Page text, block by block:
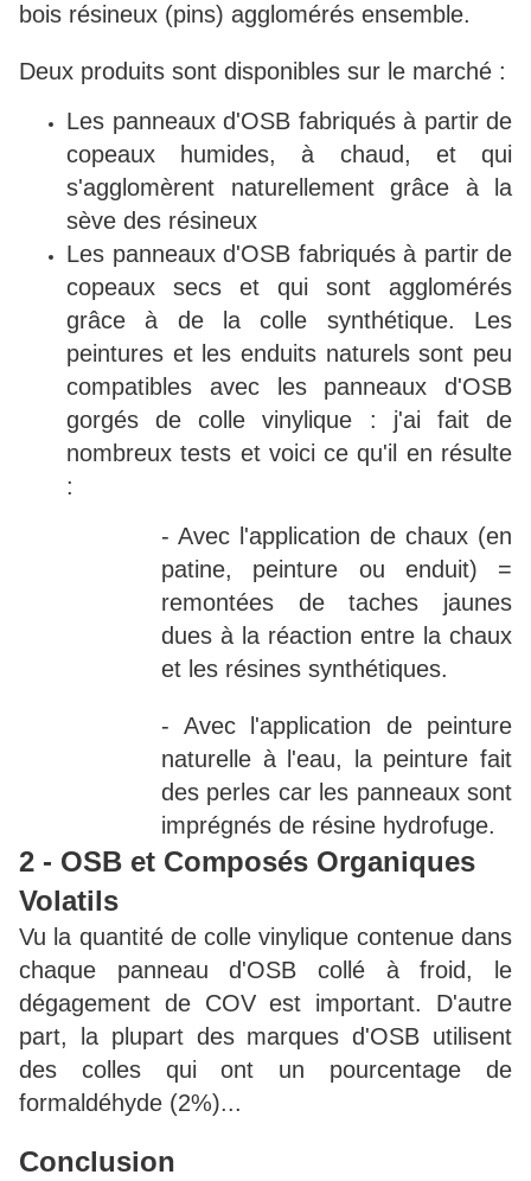
bois résineux (pins) agglomérés ensemble.
Deux produits sont disponibles sur le marché :
Les panneaux d'OSB fabriqués à partir de
copeaux humides, à chaud, et qui
s'agglomèrent naturellement grâce à la
sève des résineux
Les panneaux d'OSB fabriqués à partir de
copeaux secs et qui sont agglomérés
grâce à de la colle synthétique. Les
peintures et les enduits naturels sont peu
compatibles avec les panneaux d'OSB
gorgés de colle vinylique : j'ai fait de
nombreux tests et voici ce qu'il en résulte
:
- Avec l'application de chaux (en
patine, peinture ou enduit) =
remontées de taches jaunes
dues à la réaction entre la chaux
et les résines synthétiques.
- Avec l'application de peinture
naturelle à l'eau, la peinture fait
des perles car les panneaux sont
imprégnés de résine hydrofuge.
2 - OSB et Composés Organiques
Volatils
Vu la quantité de colle vinylique contenue dans
chaque panneau d'OSB collé à froid, le
dégagement de COV est important. D'autre
part, la plupart des marques d'OSB utilisent
des colles qui ont un pourcentage de
formaldéhyde (2%)...
Conclusion